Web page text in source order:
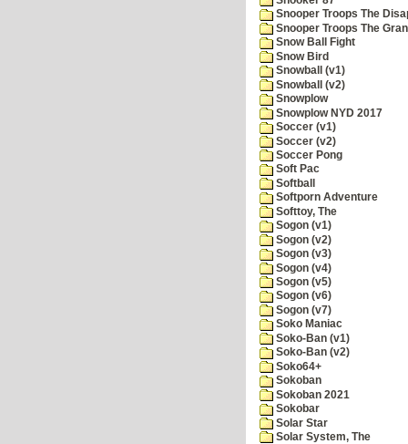
Snooper Troops The
Snooper Troops The
Snow Ball Fight
Snow Bird
Snowball (v1)
Snowball (v2)
Snowplow
Snowplow NYD 2017
Soccer (v1)
Soccer (v2)
Soccer Pong
Soft Pac
Softball
Softporn Adventure
Softtoy, The
Sogon (v1)
Sogon (v2)
Sogon (v3)
Sogon (v4)
Sogon (v5)
Sogon (v6)
Sogon (v7)
Soko Maniac
Soko-Ban (v1)
Soko-Ban (v2)
Soko64+
Sokoban
Sokoban 2021
Sokobar
Solar Star
Solar System, The